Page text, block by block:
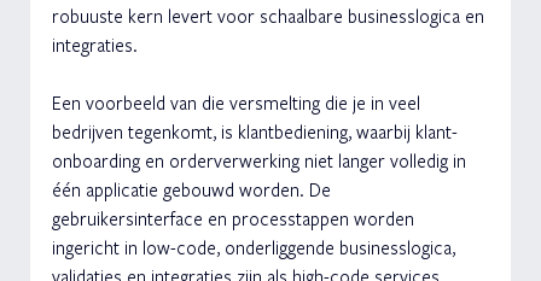
robuuste kern levert voor schaalbare businesslogica en
integraties.
Een voorbeeld van die versmelting die je in veel
bedrijven tegenkomt, is klantbediening, waarbij klant-
onboarding en orderverwerking niet langer volledig in
één applicatie gebouwd worden. De
gebruikersinterface en processtappen worden
ingericht in low-code, onderliggende businesslogica,
validaties en integraties zijn als high-code services